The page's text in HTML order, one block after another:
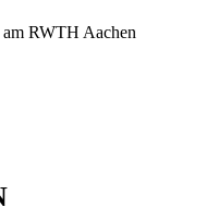
RWTH Aachen